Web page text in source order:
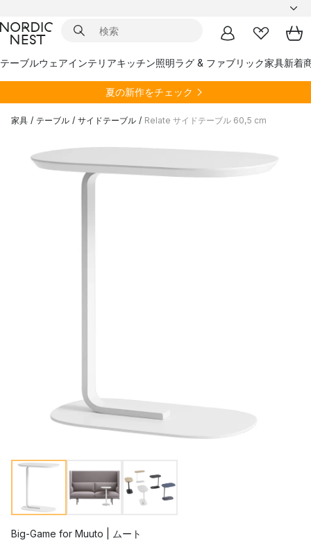
テーブルウェアインテリアキッチン照明ラグ & ファブリック家具新着
夏の新作をチェック
家具 / テーブル / サイドテーブル / Relate サイドテーブル 60,5 cm
Big-Game for Muuto | ムート